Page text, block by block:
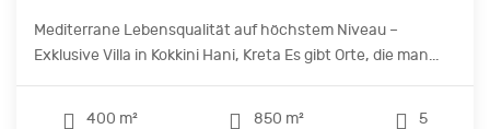
Mediterrane Lebensqualität auf höchstem Niveau –
Exklusive Villa in Kokkini Hani, Kreta Es gibt Orte, die man...
400 m² 850 m² 5